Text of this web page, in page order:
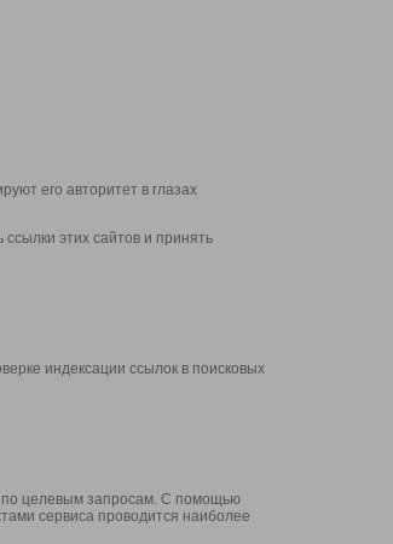
его авторитет в глазах
этих сайтов и принять
индексации ссылок в поисковых
по целевым запросам. С помощью
сервиса проводится наиболее